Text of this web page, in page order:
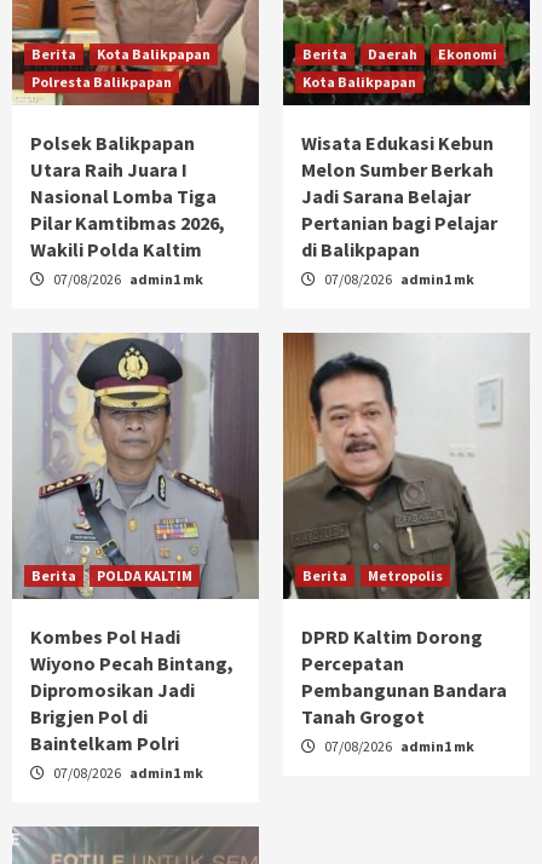
Berita
Kota Balikpapan
Polresta Balikpapan
Polsek Balikpapan
Utara Raih Juara I
Nasional Lomba Tiga
Pilar Kamtibmas 2026,
Wakili Polda Kaltim
07/08/2026 admin1 mk
Berita Daerah
Ekonomi
Kota Balikpapan
Wisata Edukasi Kebun
Melon Sumber Berkah
Jadi Sarana Belajar
Pertanian bagi Pelajar
di Balikpapan
07/08/2026 admin1 mk
Berita POLDA KALTIM
Kombes Pol Hadi
Wiyono Pecah Bintang,
Dipromosikan Jadi
Brigjen Pol di
Baintelkam Polri
07/08/2026 admin1 mk
Berita Metropolis
DPRD Kaltim Dorong
Percepatan
Pembangunan Bandara
Tanah Grogot
07/08/2026 admin1 mk